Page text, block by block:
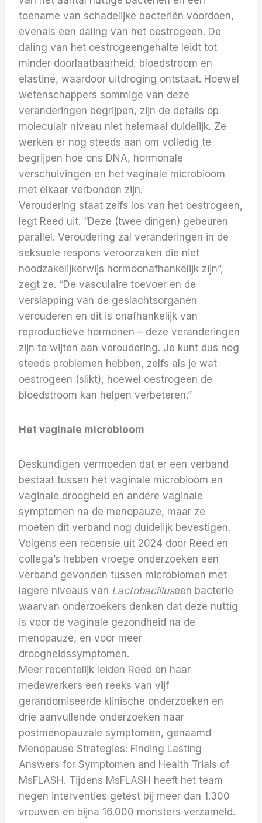
toename van schadelijke bacteriën voordoen,
evenals een daling van het oestrogeen. De
daling van het oestrogeengehalte leidt tot
minder doorlaatbaarheid, bloedstroom en
elastine, waardoor uitdroging ontstaat. Hoewel
wetenschappers sommige van deze
veranderingen begrijpen, zijn de details op
moleculair niveau niet helemaal duidelijk. Ze
werken er nog steeds aan om volledig te
begrijpen hoe ons DNA, hormonale
verschuivingen en het vaginale microbioom
met elkaar verbonden zijn.
Veroudering staat zelfs los van het oestrogeen,
legt Reed uit. “Deze (twee dingen) gebeuren
parallel. Veroudering zal veranderingen in de
seksuele respons veroorzaken die niet
noodzakelijkerwijs hormoonafhankelijk zijn”,
zegt ze. “De vasculaire toevoer en de
verslapping van de geslachtsorganen
verouderen en dit is onafhankelijk van
reproductieve hormonen – deze veranderingen
zijn te wijten aan veroudering. Je kunt dus nog
steeds problemen hebben, zelfs als je wat
oestrogeen (slikt), hoewel oestrogeen de
bloedstroom kan helpen verbeteren.”
Het vaginale microbioom
Deskundigen vermoeden dat er een verband
bestaat tussen het vaginale microbioom en
vaginale droogheid en andere vaginale
symptomen na de menopauze, maar ze
moeten dit verband nog duidelijk bevestigen.
Volgens een recensie uit 2024 door Reed en
collega’s hebben vroege onderzoeken een
verband gevonden tussen microbiomen met
lagere niveaus van Lactobacilluseen bacterie
waarvan onderzoekers denken dat deze nuttig
is voor de vaginale gezondheid na de
menopauze, en voor meer
droogheidssymptomen.
Meer recentelijk leiden Reed en haar
medewerkers een reeks van vijf
gerandomiseerde klinische onderzoeken en
drie aanvullende onderzoeken naar
postmenopauzale symptomen, genaamd
Menopause Strategies: Finding Lasting
Answers for Symptomen and Health Trials of
MsFLASH. Tijdens MsFLASH heeft het team
negen interventies getest bij meer dan 1.300
vrouwen en bijna 16.000 monsters verzameld.